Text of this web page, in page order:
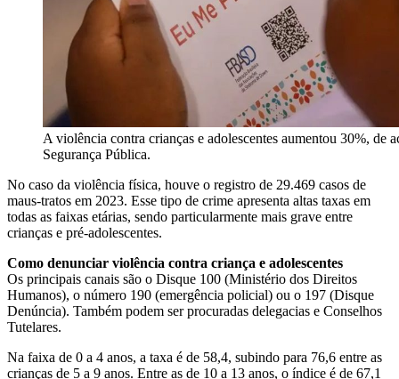
A violência contra crianças e adolescentes aumentou 30%, de
Segurança Pública.
No caso da violência física, houve o registro de 29.469 casos de
maus-tratos em 2023. Esse tipo de crime apresenta altas taxas em
todas as faixas etárias, sendo particularmente mais grave entre
crianças e pré-adolescentes.
Como denunciar violência contra criança e adolescentes
Os principais canais são o Disque 100 (Ministério dos Direitos
Humanos), o número 190 (emergência policial) ou o 197 (Disque
Denúncia). Também podem ser procuradas delegacias e Conselhos
Tutelares.
Na faixa de 0 a 4 anos, a taxa é de 58,4, subindo para 76,6 entre as
crianças de 5 a 9 anos. Entre as de 10 a 13 anos, o índice é de 67,1